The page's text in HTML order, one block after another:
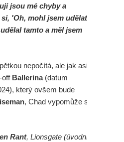
jsou mé chyby a
'Oh, mohl jsem udělat
tamto a měl jsem
nepočítá, ale jak asi
off Ballerina(datum
který ovšem bude
, Chad vypomůže s
Rant, Lionsgate (úvodní